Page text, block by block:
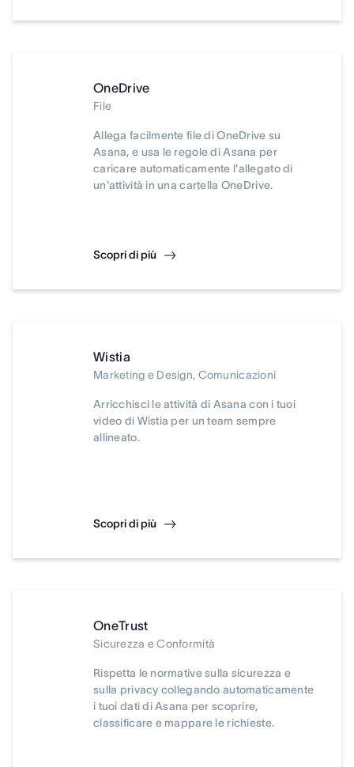
OneDrive
File
Allega facilmente file di OneDrive su
Asana, e usa le regole di Asana per
caricare automaticamente l'allegato di
un'attività in una cartella OneDrive.
Scopri di più
Wistia
Marketing e Design, Comunicazioni
Arricchisci le attività di Asana con i tuoi
video di Wistia per un team sempre
allineato.
Scopri di più
OneTrust
Sicurezza e Conformità
Rispetta le normative sulla sicurezza e
sulla privacy collegando automaticamente
i tuoi dati di Asana per scoprire,
classificare e mappare le richieste.